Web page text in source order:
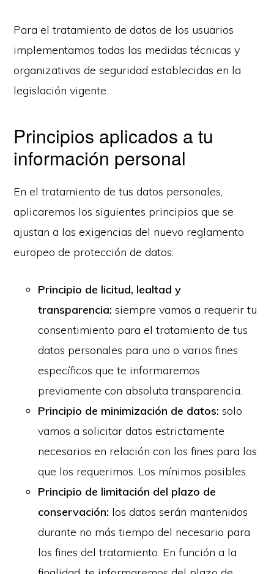
Para el tratamiento de datos de los usuarios
implementamos todas las medidas técnicas y
organizativas de seguridad establecidas en la
legislación vigente.
Principios aplicados a tu
información personal
En el tratamiento de tus datos personales,
aplicaremos los siguientes principios que se
ajustan a las exigencias del nuevo reglamento
europeo de protección de datos:
Principio de licitud, lealtad y
transparencia: siempre vamos a requerir tu
consentimiento para el tratamiento de tus
datos personales para uno o varios fines
específicos que te informaremos
previamente con absoluta transparencia.
Principio de minimización de datos: solo
vamos a solicitar datos estrictamente
necesarios en relación con los fines para los
que los requerimos. Los mínimos posibles.
Principio de limitación del plazo de
conservación: los datos serán mantenidos
durante no más tiempo del necesario para
los fines del tratamiento. En función a la